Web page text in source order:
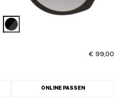
€ 99,00
ONLINE PASSEN